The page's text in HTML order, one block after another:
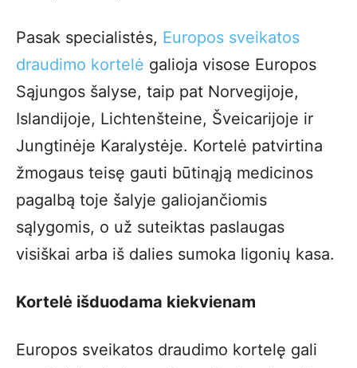
Pasak specialistės, Europos sveikatos
draudimo kortelė galioja visose Europos
Sąjungos šalyse, taip pat Norvegijoje,
Islandijoje, Lichtenšteine, Šveicarijoje ir
Jungtinėje Karalystėje. Kortelė patvirtina
žmogaus teisę gauti būtinąją medicinos
pagalbą toje šalyje galiojančiomis
sąlygomis, o už suteiktas paslaugas
visiškai arba iš dalies sumoka ligonių kasa.
Kortelė išduodama kiekvienam
Europos sveikatos draudimo kortelę gali